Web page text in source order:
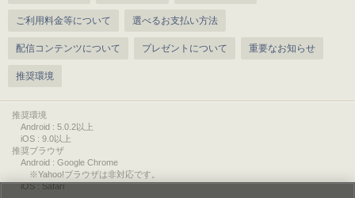
ご利用料金等について 選べるお支払い方法
配信コンテンツについて プレゼントについて 重要なお知らせ
推奨環境
推奨環境
Android : 5.0.2以上
iOS : 9.0以上
推奨ブラウザ
Android : Google Chrome
※Yahoo!ブラウザは非対応です。
iOS : Safari